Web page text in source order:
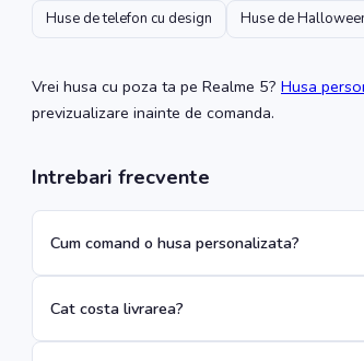
Huse de telefon cu design
Huse de
Vrei husa cu poza ta pe Realme 5? Husa
previzualizare inainte de comanda.
Intrebari frecvente
Cum comand o husa personalizata?
Cat costa livrarea?